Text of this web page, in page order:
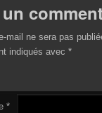
mail ne sera pas
indiqués avec*
*